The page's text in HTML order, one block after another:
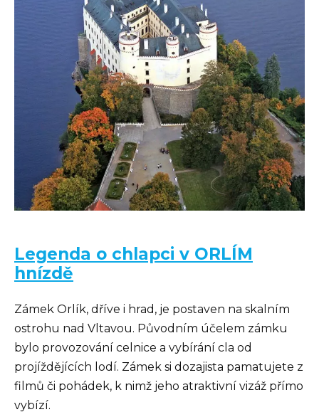
Legenda o chlapci v ORLÍM
hnízdě
Zámek Orlík, dříve i hrad, je postaven na skalním
ostrohu nad Vltavou. Původním účelem zámku
bylo provozování celnice a vybírání cla od
projíždějících lodí. Zámek si dozajista pamatujete z
filmů či pohádek, k nimž jeho atraktivní vizáž přímo
vybízí.